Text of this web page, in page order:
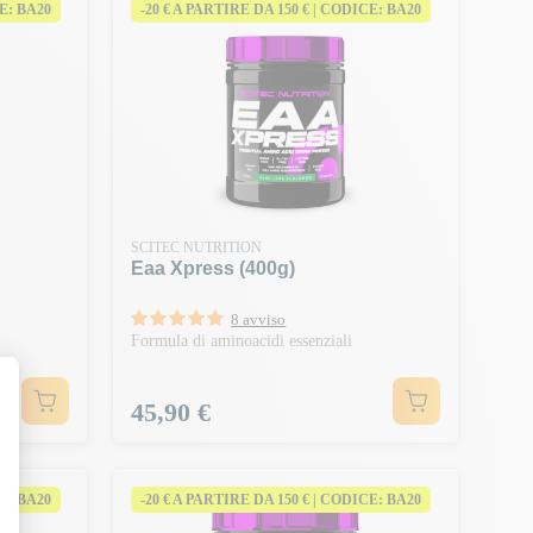
BA20 -20 € A PARTIRE DA 150 € | CODICE: BA20
SCITEC NUTRITION
Eaa Xpress (400g)
8 avviso
Formula di aminoacidi essenziali
Prezzo
45,90 €
BA20 -20 € A PARTIRE DA 150 € | CODICE: BA20